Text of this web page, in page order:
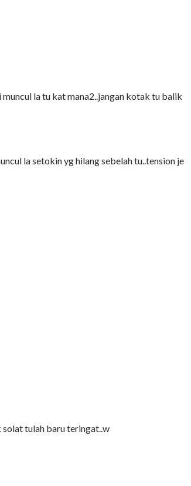
la tu kat mana2..jangan kotak tu balik
la setokin yg hilang sebelah tu..tension je
solat tulah baru teringat..w